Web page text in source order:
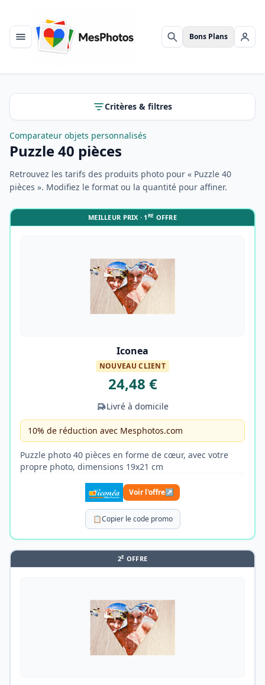
Menu Rechercher
Bons Plans Se
Critères & filtres
Comparateur objets personnalisés
Puzzle 40 pièces
Retrouvez les tarifs des produits photo pour « Puzzle 40
pièces ». Modifiez le format ou la quantité pour affiner.
MEILLEUR PRIX · 1RE OFFRE
Iconea
NOUVEAU CLIENT
24,48 €
Livré à domicile
10% de réduction avec Mesphotos.com
Puzzle photo 40 pièces en forme de cœur, avec votre
propre photo, dimensions 19x21 cm
Voir l'offre↗
📋Copier le code promo
2E OFFRE